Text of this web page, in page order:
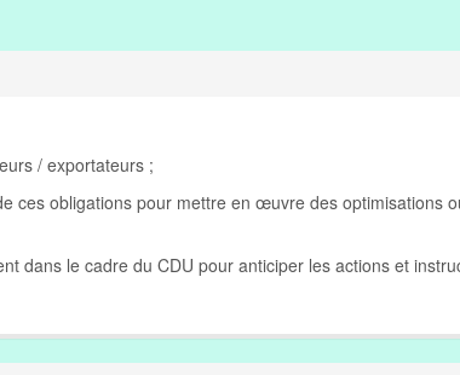
/ exportateurs ;
ces obligations pour mettre en œuvre des optimisations
dans le cadre du CDU pour anticiper les actions et